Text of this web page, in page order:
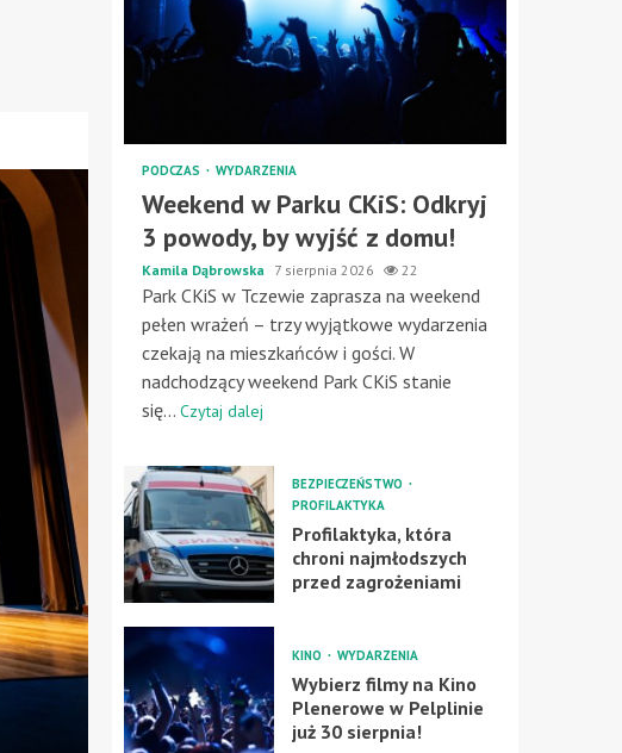
PODCZAS WYDARZENIA
Weekend w Parku CKiS: Odkryj
3 powody, by wyjść z domu!
Kamila Dąbrowska 7 sierpnia 2026 22
Park CKiS w Tczewie zaprasza na weekend
pełen wrażeń – trzy wyjątkowe wydarzenia
czekają na mieszkańców i gości. W
nadchodzący weekend Park CKiS stanie
się... Czytaj dalej
BEZPIECZEŃSTWO
PROFILAKTYKA
Profilaktyka, która
chroni najmłodszych
przed zagrożeniami
KINO WYDARZENIA
Wybierz filmy na Kino
Plenerowe w Pelplinie
już 30 sierpnia!